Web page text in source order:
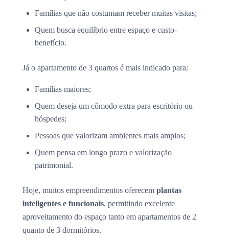
Famílias que não costumam receber muitas visitas;
Quem busca equilíbrio entre espaço e custo-
benefício.
Já o apartamento de 3 quartos é mais indicado para:
Famílias maiores;
Quem deseja um cômodo extra para escritório ou
hóspedes;
Pessoas que valorizam ambientes mais amplos;
Quem pensa em longo prazo e valorização
patrimonial.
Hoje, muitos empreendimentos oferecem plantas
inteligentes e funcionais, permitindo excelente
aproveitamento do espaço tanto em apartamentos de 2
quanto de 3 dormitórios.